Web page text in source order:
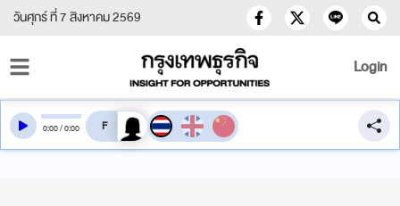
วันศุกร์ ที่ 7 สิงหาคม 2569
Login
0:00/0:00 สลับเสียงอ่าน